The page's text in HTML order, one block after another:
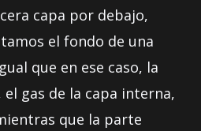
capa por debajo,
el fondo de una
que en ese caso, la
gas de la capa interna,
que la parte